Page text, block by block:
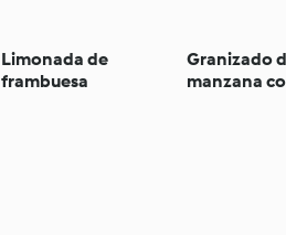
Limonada de
frambuesa
Granizado
manzana